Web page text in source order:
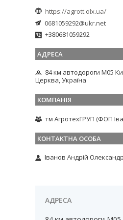
https://agrott.olx.ua/
0681059292@ukr.net
+380681059292
84 км автодороги М05
Церква, Україна
тм АгротехГРУП (ФОП
Іванов Андрій